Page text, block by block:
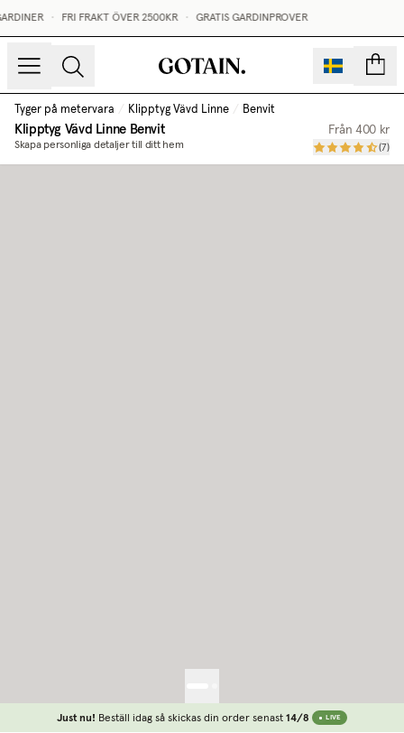
FRI FRAKT ÖVER 2500KR GRATIS GARDINPROVER
Tyger på metervara / Klipptyg Vävd Linne / Benvit
Klipptyg Vävd LinneBenvit
Skapa personliga detaljer till ditt hem
Från400 kr
(7)
Just nu! Beställ idag så skickas din order senast 14/8 LIVE